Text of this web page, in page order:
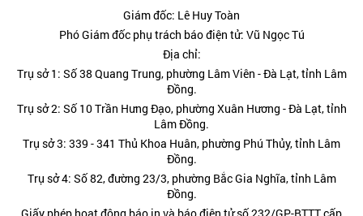
Giám đốc: Lê Huy Toàn
Phó Giám đốc phụ trách báo điện tử: Vũ Ngọc Tú
Địa chỉ:
Trụ sở 1: Số 38 Quang Trung, phường Lâm Viên - Đà Lạt, tỉnh Lâm
Đồng.
Trụ sở 2: Số 10 Trần Hưng Đạo, phường Xuân Hương - Đà Lạt, tỉnh
Lâm Đồng.
Trụ sở 3: 339 - 341 Thủ Khoa Huân, phường Phú Thủy, tỉnh Lâm
Đồng.
Trụ sở 4: Số 82, đường 23/3, phường Bắc Gia Nghĩa, tỉnh Lâm
Đồng.
Giấy phép hoạt động báo in và báo điện tử số 232/GP-BTTT cấp